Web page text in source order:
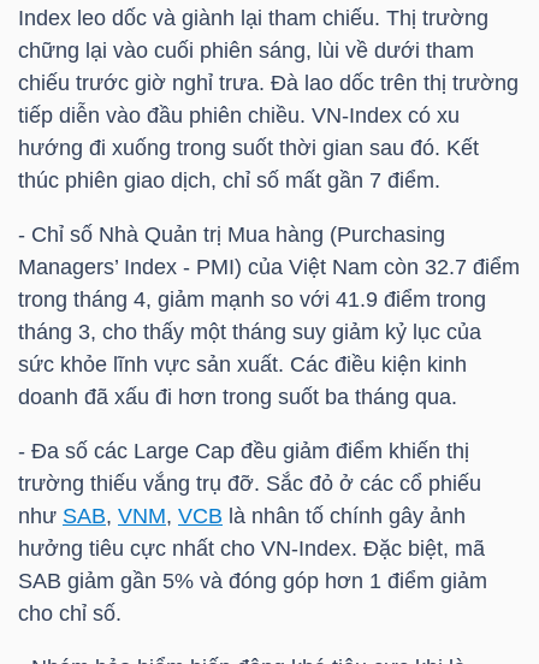
Index leo dốc và giành lại tham chiếu. Thị trường
chững lại vào cuối phiên sáng, lùi về dưới tham
chiếu trước giờ nghỉ trưa. Đà lao dốc trên thị trường
tiếp diễn vào đầu phiên chiều. VN-Index có xu
hướng đi xuống trong suốt thời gian sau đó. Kết
thúc phiên giao dịch, chỉ số mất gần 7 điểm.
- Chỉ số Nhà Quản trị Mua hàng (Purchasing
Managers’ Index - PMI) của Việt Nam còn 32.7 điểm
trong tháng 4, giảm mạnh so với 41.9 điểm trong
tháng 3, cho thấy một tháng suy giảm kỷ lục của
sức khỏe lĩnh vực sản xuất. Các điều kiện kinh
doanh đã xấu đi hơn trong suốt ba tháng qua.
- Đa số các Large Cap đều giảm điểm khiến thị
trường thiếu vắng trụ đỡ. Sắc đỏ ở các cổ phiếu
như SAB, VNM, VCB là nhân tố chính gây ảnh
hưởng tiêu cực nhất cho VN-Index. Đặc biệt, mã
SAB giảm gần 5% và đóng góp hơn 1 điểm giảm
cho chỉ số.
NHÂN
PHÂN
TÍCH
VIETSTOCKFINANCE
VĨ
MÔ
NGÀNH
DOANH
NGHIỆP